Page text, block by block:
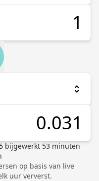
bijgewerkt 53 minuten
op basis van live
uur ververst.